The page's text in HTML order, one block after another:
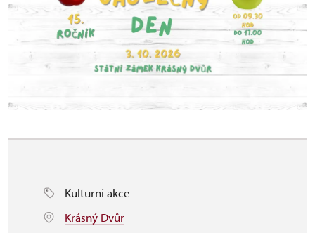
Kulturní akce
Krásný Dvůr